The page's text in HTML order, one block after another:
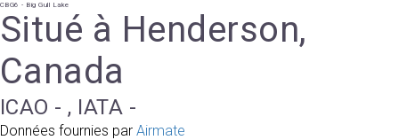
CBG6 - Big Gull Lake
Situé à Henderson,
Canada
ICAO - , IATA -
Données fournies par Airmate